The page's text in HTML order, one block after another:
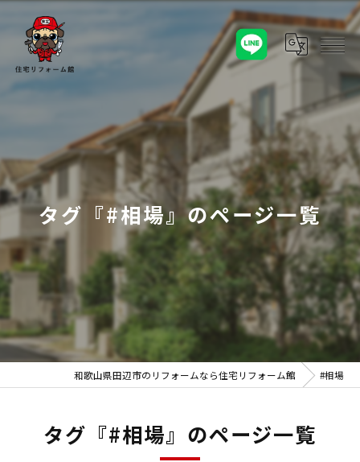
タグ『#相場』のページ一覧
和歌山県田辺市のリフォームなら住宅リフォーム館 #相場
タグ『#相場』のページ一覧